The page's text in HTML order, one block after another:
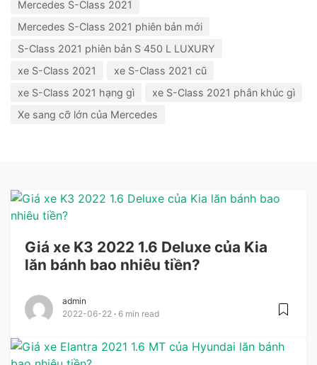
Mercedes S-Class 2021
Mercedes S-Class 2021 phiên bản mới
S-Class 2021 phiên bản S 450 L LUXURY
xe S-Class 2021
xe S-Class 2021 cũ
xe S-Class 2021 hạng gì
xe S-Class 2021 phân khúc gì
Xe sang cỡ lớn của Mercedes
Giá xe K3 2022 1.6 Deluxe của Kia
lăn bánh bao nhiêu tiền?
admin
2022-06-22
6 min read